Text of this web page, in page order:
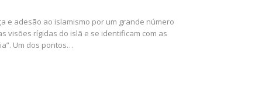
e adesão ao islamismo por um grande número
visões rígidas do islã e se identificam com as
Um dos pontos…